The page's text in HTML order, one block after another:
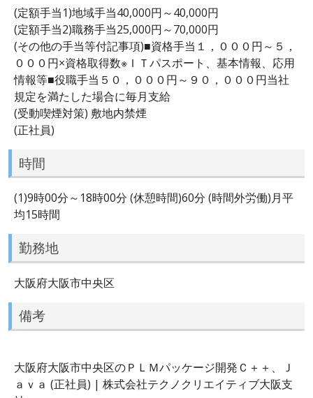
(定額手当1)地域手当40,000円～40,000円
(定額手当2)職務手当25,000円～70,000円
(その他の手当等付記事項)■資格手当１，０００円～５，
０００円×資格取得数※ＩＴパスポート、基本情報、応用
情報等■役職手当５０，０００円～９０，０００円当社
規定を満たした場合に毎月支給
(受動喫煙対策) 敷地内禁煙
(正社員)
時間
(1)9時00分～18時00分 (休憩時間)60分 (時間外労働)月平
均15時間
勤務地
大阪府大阪市中央区
備考
大阪府大阪市中央区のＰＬＭパッケージ開発Ｃ＋＋、Ｊ
ａｖａ (正社員) | 株式会社テクノクリエイティブ大阪支